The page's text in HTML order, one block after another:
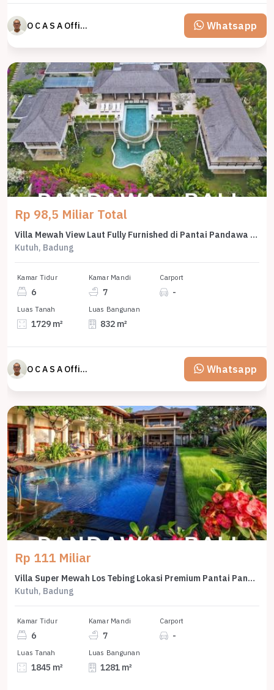
O C A S A Official property perfected Whatsapp
Rp 98,5 Miliar Total
Villa Mewah View Laut Fully Furnished di Pantai Pandawa Bali
Kutuh, Badung
Kamar Tidur
6
Kamar Mandi
7
Carport
-
Luas Tanah
1729 m²
Luas Bangunan
832 m²
O C A S A Official property perfected Whatsapp
Rp 111 Miliar
Villa Super Mewah Los Tebing Lokasi Premium Pantai Pandawa Bali
Kutuh, Badung
Kamar Tidur
6
Kamar Mandi
7
Carport
-
Luas Tanah
1845 m²
Luas Bangunan
1281 m²